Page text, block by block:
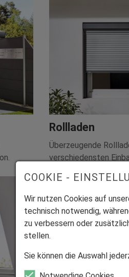
Rollladen
Überzeugende
verschiedensten
COOKIE -
Wir nutzen Cookies auf
technisch notwendig,
zu verbessern oder
stellen.
Sie können die Auswahl